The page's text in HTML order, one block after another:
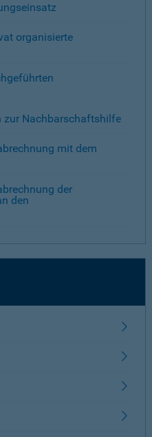
organisierte
Nachbarschaftshilfe
mit dem
der
den